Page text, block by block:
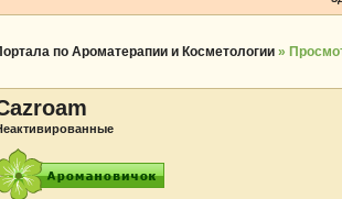
по Ароматерапии и Косметологии »